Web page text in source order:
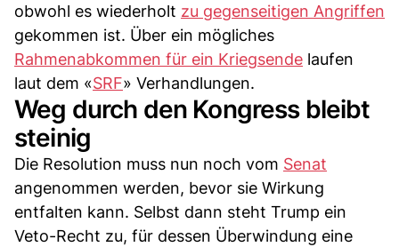
obwohl es wiederholt zu gegenseitigen Angriffen
gekommen ist. Über ein mögliches
Rahmenabkommen für ein Kriegsende laufen
laut dem «SRF» Verhandlungen.
Weg durch den Kongress bleibt
steinig
Die Resolution muss nun noch vom Senat
angenommen werden, bevor sie Wirkung
entfalten kann. Selbst dann steht Trump ein
Veto-Recht zu, für dessen Überwindung eine